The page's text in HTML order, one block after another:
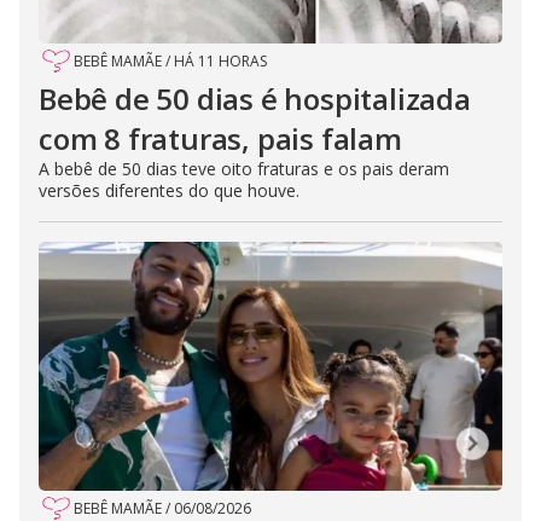
BEBÊ MAMÃE/ HÁ 11 HORAS
Bebê de 50 dias é hospitalizada
com 8 fraturas, pais falam
A bebê de 50 dias teve oito fraturas e os pais deram
versões diferentes do que houve.
BEBÊ MAMÃE/ 06/08/2026